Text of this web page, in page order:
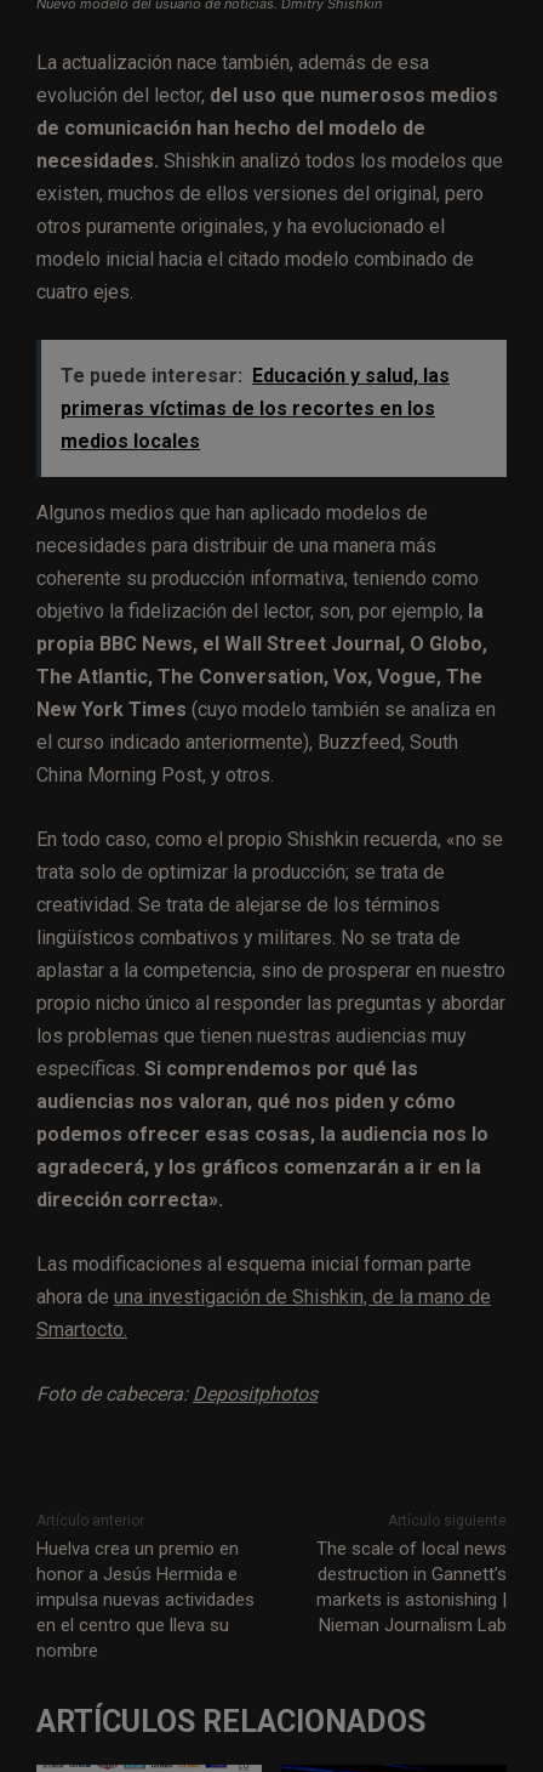
La actualización nace también, además de esa
evolución del lector, del uso que numerosos medios
de comunicación han hecho del modelo de
necesidades. Shishkin analizó todos los modelos que
existen, muchos de ellos versiones del original, pero
otros puramente originales, y ha evolucionado el
modelo inicial hacia el citado modelo combinado de
cuatro ejes.
Te puede interesar: Educación y salud, las
primeras víctimas de los recortes en los
medios locales
Algunos medios que han aplicado modelos de
necesidades para distribuir de una manera más
coherente su producción informativa, teniendo como
objetivo la fidelización del lector, son, por ejemplo, la
propia BBC News, el Wall Street Journal, O Globo,
The Atlantic, The Conversation, Vox, Vogue, The
New York Times (cuyo modelo también se analiza en
el curso indicado anteriormente), Buzzfeed, South
China Morning Post, y otros.
En todo caso, como el propio Shishkin recuerda, «no se
trata solo de optimizar la producción; se trata de
creatividad. Se trata de alejarse de los términos
lingüísticos combativos y militares. No se trata de
aplastar a la competencia, sino de prosperar en nuestro
propio nicho único al responder las preguntas y abordar
los problemas que tienen nuestras audiencias muy
específicas. Si comprendemos por qué las
audiencias nos valoran, qué nos piden y cómo
podemos ofrecer esas cosas, la audiencia nos lo
agradecerá, y los gráficos comenzarán a ir en la
dirección correcta».
Las modificaciones al esquema inicial forman parte
ahora de una investigación de Shishkin, de la mano de
Smartocto.
Foto de cabecera: Depositphotos
Artículo anterior
Huelva crea un premio en
honor a Jesús Hermida e
impulsa nuevas actividades
en el centro que lleva su
nombre
Artículo siguiente
The scale of local news
destruction in Gannett’s
markets is astonishing |
Nieman Journalism Lab
ARTÍCULOS RELACIONADOS